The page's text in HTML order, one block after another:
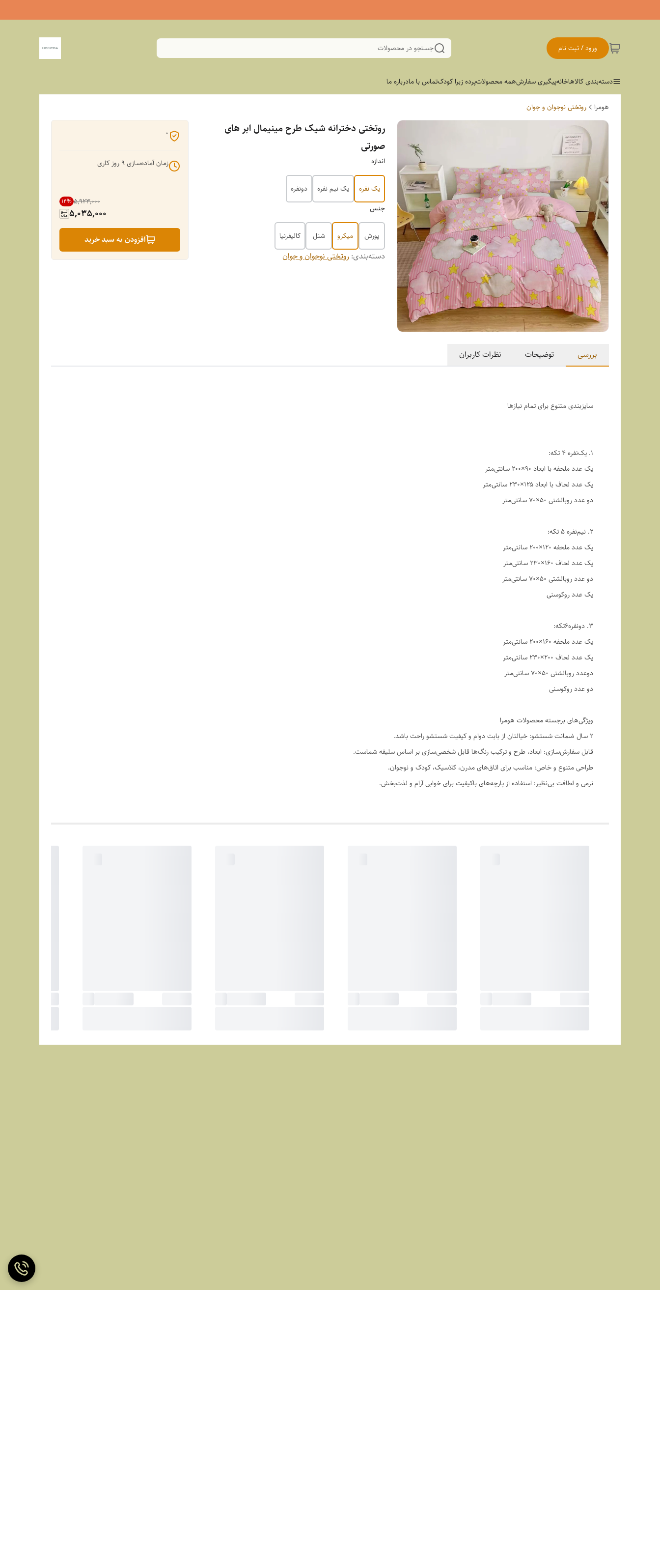
ورود / ثبت نام جستجو در محصولات
دسته‌بندی کالاهاخانهپیگیری سفارشهمه محصولاتپرده زبرا کودکتماس با مادرباره ما
هومرا روتختی نوجوان و جوان
روتختی دخترانه شیک طرح مینیمال ابر های
صورتی
اندازه
یک نفره یک نیم نفره
دونفره
جنس
پورش میکرو شنل کالیفرنیا
دسته‌بندی: روتختی نوجوان و جوان
0
زمان آماده‌سازی9 روز کاری
۵٬۹۲۳٬۰۰۰ 14%
5,035,000
افزودن به سبد خرید
بررسی توضیحات نظرات کاربران
سایزبندی متنوع برای تمام نیازها
1. یک‌نفره ۴ تکه:
یک عدد ملحفه با ابعاد ۹۰×۲۰۰ سانتی‌متر
یک عدد لحاف با ابعاد ۱۲۵×۲۳۰ سانتی‌متر
دو عدد روبالشتی ۵۰×۷۰ سانتی‌متر
2. نیم‌نفره ۵ تکه:
یک عدد ملحفه ۱۲۰×۲۰۰ سانتی‌متر
یک عدد لحاف ۱۶۰×۲۳۰ سانتی‌متر
دو عدد روبالشتی ۵۰×۷۰ سانتی‌متر
یک عدد روکوسنی
3. دو‌نفره6تکه:
یک عدد ملحفه ۱۶۰×۲۰۰ سانتی‌متر
یک عدد لحاف ۲۰۰×۲۳۰ سانتی‌متر
دوعدد روبالشتی ۵۰×۷۰ سانتی‌متر
دو عدد روکوسنی
ویژگی‌های برجسته محصولات هومرا
۲ سال ضمانت شستشو: خیالتان از بابت دوام و کیفیت شستشو راحت باشد.
قابل سفارش‌سازی: ابعاد، طرح و ترکیب رنگ‌ها قابل شخصی‌سازی بر اساس سلیقه شماست.
طراحی متنوع و خاص: مناسب برای اتاق‌های مدرن، کلاسیک، کودک و نوجوان.
نرمی و لطافت بی‌نظیر: استفاده از پارچه‌های باکیفیت برای خوابی آرام و لذت‌بخش.